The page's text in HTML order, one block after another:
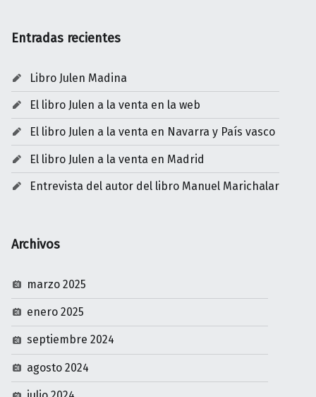
Entradas recientes
Libro Julen Madina
El libro Julen a la venta en la web
El libro Julen a la venta en Navarra y País vasco
El libro Julen a la venta en Madrid
Entrevista del autor del libro Manuel Marichalar
Archivos
marzo 2025
enero 2025
septiembre 2024
agosto 2024